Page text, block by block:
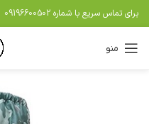
برای تماس سریع با شماره 09196600502
منو